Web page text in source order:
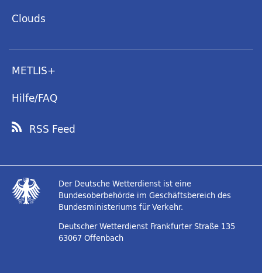
Clouds
METLIS+
Hilfe/FAQ
RSS Feed
Der Deutsche Wetterdienst ist eine
Bundesoberbehörde im Geschäftsbereich des
Bundesministeriums für Verkehr.
Deutscher Wetterdienst Frankfurter Straße 135
63067 Offenbach